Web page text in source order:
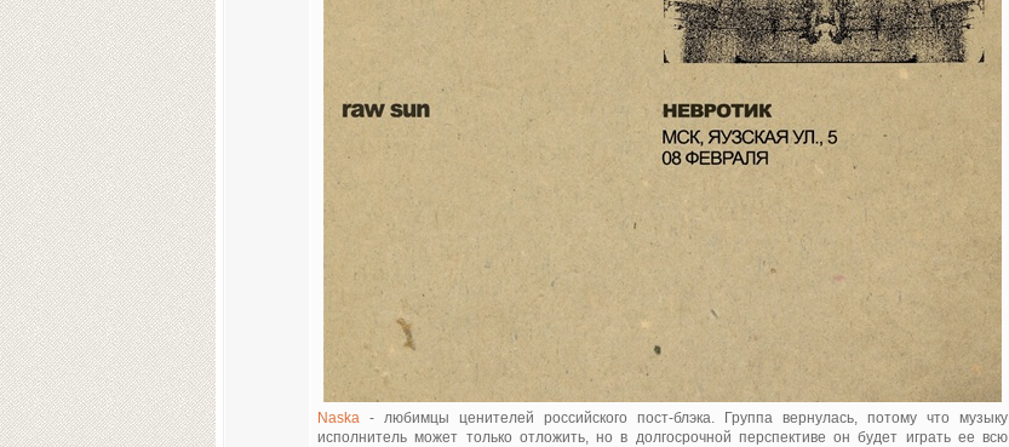
Naska - любимцы ценителей российского пост-блэка. Группа вернулась, потому что музыку
исполнитель может только отложить, но в долгосрочной перспективе он будет играть ее всю